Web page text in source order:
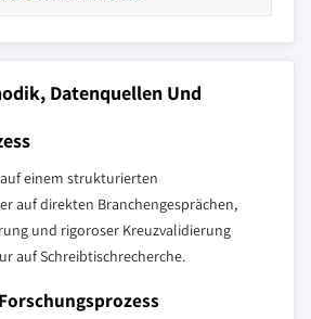
Datenquellen Und
einem strukturierten
auf direkten Branchengesprächen,
und rigoroser Kreuzvalidierung
auf Schreibtischrecherche.